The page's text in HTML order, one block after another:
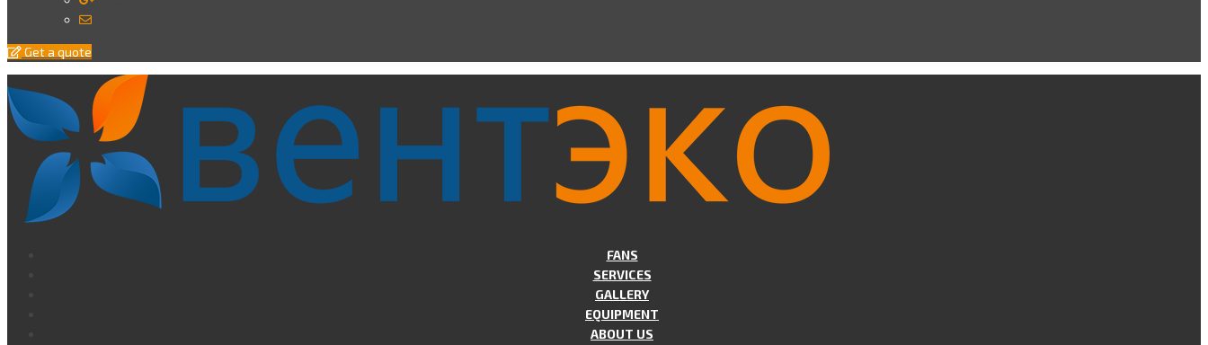
Get a quote
FANS
SERVICES
GALLERY
EQUIPMENT
ABOUT US